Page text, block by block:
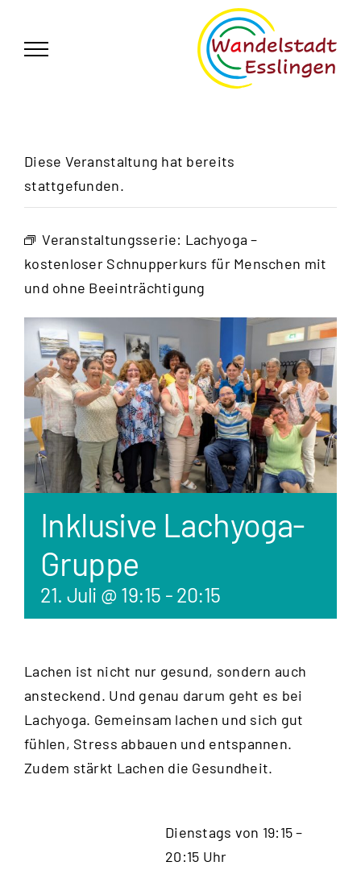
springen
Diese Veranstaltung hat bereits
stattgefunden.
Veranstaltungsserie: Lachyoga –
kostenloser Schnupperkurs für Menschen mit
und ohne Beeinträchtigung
Inklusive Lachyoga-
Gruppe
21. Juli @ 19:15 - 20:15
Lachen ist nicht nur gesund, sondern auch
ansteckend. Und genau darum geht es bei
Lachyoga. Gemeinsam lachen und sich gut
fühlen, Stress abbauen und entspannen.
Zudem stärkt Lachen die Gesundheit.
Dienstags von 19:15 –
20:15 Uhr